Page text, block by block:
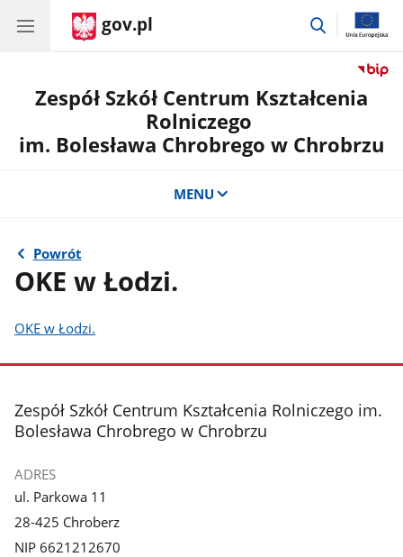
gov.pl
przejdź
Zespół Szkół Centrum Kształcenia
Rolniczego
im. Bolesława Chrobrego w Chrobrzu
MENU
Powrót
OKE w Łodzi.
OKE w Łodzi.
stopka
Zespół Szkół Centrum Kształcenia Rolniczego im.
Bolesława Chrobrego w Chrobrzu
ADRES
ul. Parkowa 11
28-425 Chroberz
NIP 6621212670